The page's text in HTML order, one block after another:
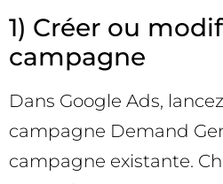
1) Créer ou
campagne
Dans Google Ads,
campagne Demand
campagne existante.